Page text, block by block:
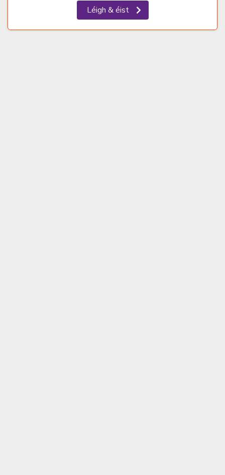
Léigh & éist